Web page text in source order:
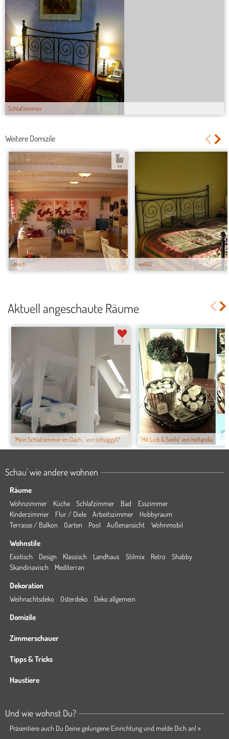
Schlafzimmer
Weitere Domizile
utesch
4.4
walli22
Aktuell angeschaute Räume
'Mein Schlafzimmer im Dach...' von schuggy17
3
'Mit Leib & Seele' von hollandia
Schau' wie andere wohnen
Räume
Wohnzimmer Küche Schlafzimmer Bad
Esszimmer
Kinderzimmer
Flur / Diele Arbeitszimmer
Hobbyraum
Terrasse / Balkon
Garten Pool Außenansicht Wohnmobil
Wohnstile
Exotisch Design Klassisch Landhaus Stilmix Retro
Shabby
Skandinavisch
Mediterran
Dekoration
Weihnachtsdeko Osterdeko Deko allgemein
Domizile
Zimmerschauer
Tipps & Tricks
Haustiere
Und wie wohnst Du?
Präsentiere auch Du Deine gelungene Einrichtung und melde Dich an! »